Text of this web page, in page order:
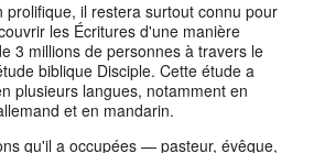
prolifique, il restera surtout connu pour
les Écritures d'une manière
3 millions de personnes à travers le
biblique Disciple. Cette étude a
plusieurs langues, notamment en
et en mandarin.
qu'il a occupées — pasteur, évêque,